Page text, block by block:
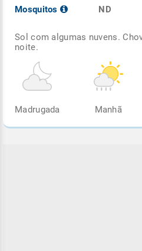
Mosquitos
ND
Sol com algumas nuvens.
noite.
Madrugada Manhã